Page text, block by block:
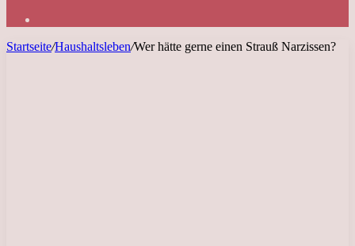
Startseite/Haushaltsleben/Wer hätte gerne einen Strauß Narzissen?